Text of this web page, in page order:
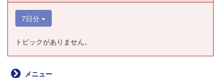
7日分
トピックがありません。
メニュー